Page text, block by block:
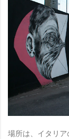
場所は、イタリ